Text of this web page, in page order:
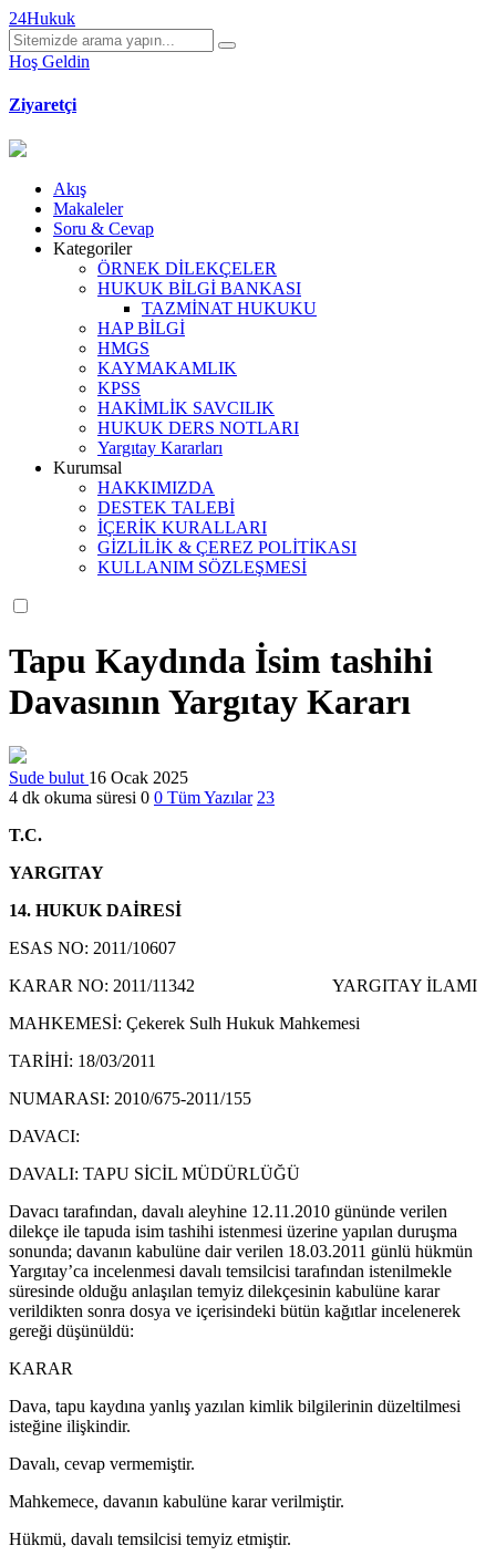
24Hukuk
Hoş Geldin
Ziyaretçi
Akış
Makaleler
Soru & Cevap
Kategoriler
ÖRNEK DİLEKÇELER
HUKUK BİLGİ BANKASI
TAZMİNAT HUKUKU
HAP BİLGİ
HMGS
KAYMAKAMLIK
KPSS
HAKİMLİK SAVCILIK
HUKUK DERS NOTLARI
Yargıtay Kararları
Kurumsal
HAKKIMIZDA
DESTEK TALEBİ
İÇERİK KURALLARI
GİZLİLİK & ÇEREZ POLİTİKASI
KULLANIM SÖZLEŞMESİ
Tapu Kaydında İsim tashihi
Davasının Yargıtay Kararı
Sude bulut 16 Ocak 2025
4 dk okuma süresi 0 0 Tüm Yazılar 23
T.C.
YARGITAY
14. HUKUK DAİRESİ
ESAS NO: 2011/10607
KARAR NO: 2011/11342 YARGITAY İLAMI
MAHKEMESİ: Çekerek Sulh Hukuk Mahkemesi
TARİHİ: 18/03/2011
NUMARASI: 2010/675-2011/155
DAVACI:
DAVALI: TAPU SİCİL MÜDÜRLÜĞÜ
Davacı tarafından, davalı aleyhine 12.11.2010 gününde verilen
dilekçe ile tapuda isim tashihi istenmesi üzerine yapılan duruşma
sonunda; davanın kabulüne dair verilen 18.03.2011 günlü hükmün
Yargıtay’ca incelenmesi davalı temsilcisi tarafından istenilmekle
süresinde olduğu anlaşılan temyiz dilekçesinin kabulüne karar
verildikten sonra dosya ve içerisindeki bütün kağıtlar incelenerek
gereği düşünüldü:
KARAR
Dava, tapu kaydına yanlış yazılan kimlik bilgilerinin düzeltilmesi
isteğine ilişkindir.
Davalı, cevap vermemiştir.
Mahkemece, davanın kabulüne karar verilmiştir.
Hükmü, davalı temsilcisi temyiz etmiştir.